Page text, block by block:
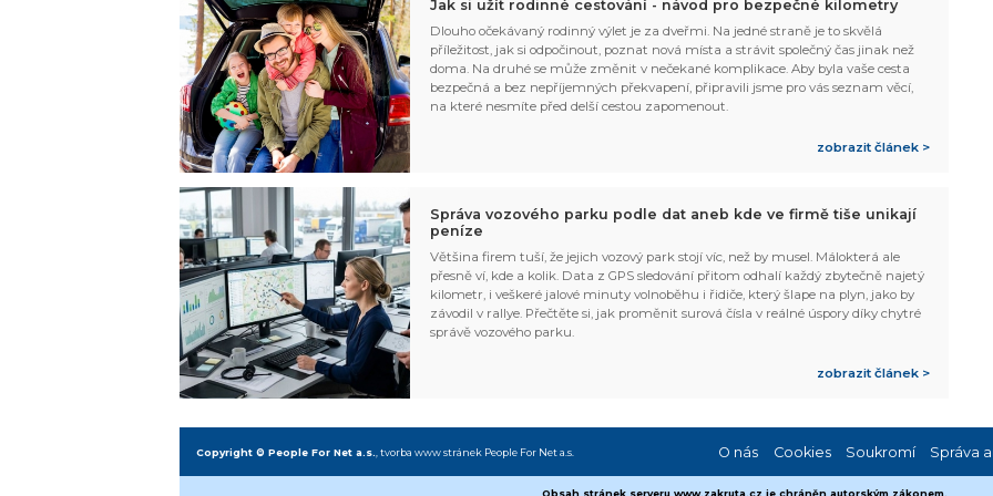
Jak si užít rodinné cestování - návod pro bezpečné kilometry
Dlouho očekávaný rodinný výlet je za dveřmi. Na jedné straně je to skvělá
příležitost, jak si odpočinout, poznat nová místa a strávit společný čas jinak než
doma. Na druhé se může změnit v nečekané komplikace. Aby byla vaše cesta
bezpečná a bez nepříjemných překvapení, připravili jsme pro vás seznam věcí,
na které nesmíte před delší cestou zapomenout.
zobrazit článek >
Správa vozového parku podle dat aneb kde ve firmě tiše unikají
peníze
Většina firem tuší, že jejich vozový park stojí víc, než by musel. Málokterá ale
přesně ví, kde a kolik. Data z GPS sledování přitom odhalí každý zbytečně najetý
kilometr, i veškeré jalové minuty volnoběhu i řidiče, který šlape na plyn, jako by
závodil v rallye. Přečtěte si, jak proměnit surová čísla v reálné úspory díky chytré
správě vozového parku.
zobrazit článek >
Copyright © People For Net a.s. tvorba www stránek People For Net a.s. O nás Cookies Soukromí Správa